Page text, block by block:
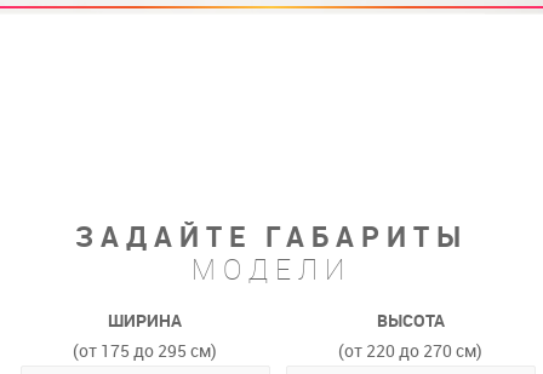
ЗАДАЙТЕ ГАБАРИТЫ
МОДЕЛИ
ШИРИНА
(от 175 до 295 см)
ВЫСОТА
(от 220 до 270 см)